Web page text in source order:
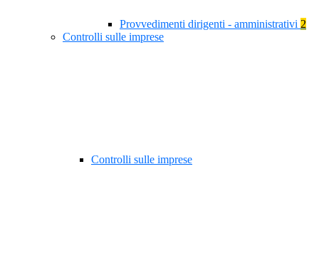
Provvedimenti dirigenti - amministrativi 2
Controlli sulle imprese
Controlli sulle imprese